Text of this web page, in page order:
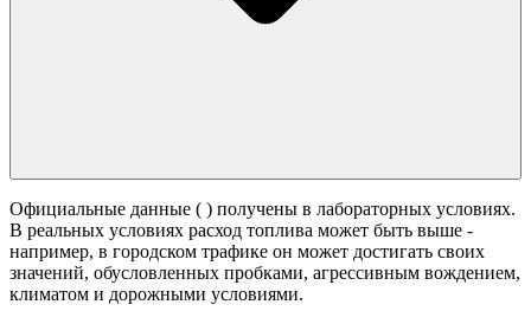
Официальные данные ( ) получены в лабораторных условиях.
В реальных условиях расход топлива может быть выше -
например, в городском трафике он может достигать своих
значений, обусловленных пробками, агрессивным вождением,
климатом и дорожными условиями.